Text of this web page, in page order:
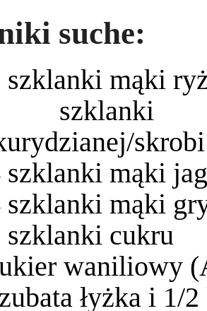
suche:
szklanki mąki
szklanki
szklanki mąki
szklanki mąki
szklanki cukru
waniliowy
łyżka i 1/